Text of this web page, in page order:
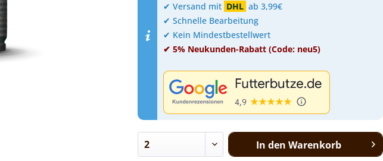
✔ Versand mit DHL ab 3,99€
✔ Schnelle Bearbeitung
✔ Kein Mindestbestellwert
✔ 5% Neukunden-Rabatt (Code: neu5)
In den Warenkorb